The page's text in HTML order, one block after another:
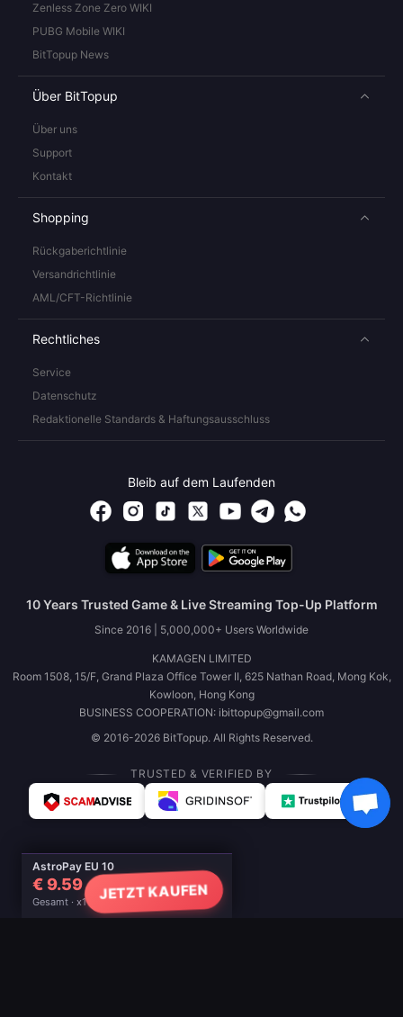
AstroPay EU 10
€ 9.59
Gesamt · x1 JETZT KAUFEN
Zenless Zone Zero WIKI
PUBG Mobile WIKI
BitTopup News
Über BitTopup
Über uns
Support
Kontakt
Shopping
Rückgaberichtlinie
Versandrichtlinie
AML/CFT-Richtlinie
Rechtliches
Service
Datenschutz
Redaktionelle Standards & Haftungsausschluss
Bleib auf dem Laufenden
10 Years Trusted Game & Live Streaming Top-Up Platform
Since 2016 | 5,000,000+ Users Worldwide
KAMAGEN LIMITED
Room 1508, 15/F, Grand Plaza Office Tower II, 625 Nathan Road, Mong Kok,
Kowloon, Hong Kong
BUSINESS COOPERATION: ibittopup@gmail.com
© 2016-2026 BitTopup. All Rights Reserved.
TRUSTED & VERIFIED BY